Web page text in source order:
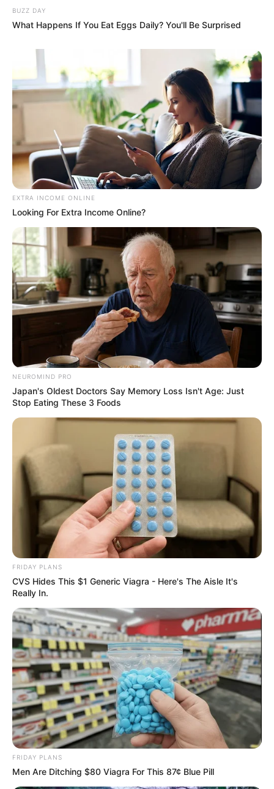
BUZZ DAY
What Happens If You Eat Eggs Daily? You'll Be Surprised
EXTRA INCOME ONLINE
Looking For Extra Income Online?
NEUROMIND PRO
Japan's Oldest Doctors Say Memory Loss Isn't Age: Just
Stop Eating These 3 Foods
FRIDAY PLANS
CVS Hides This $1 Generic Viagra - Here's The Aisle It's
Really In.
FRIDAY PLANS
Men Are Ditching $80 Viagra For This 87¢ Blue Pill